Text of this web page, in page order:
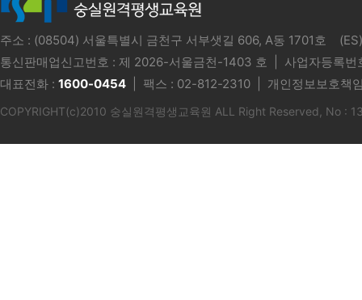
주소 : (08504) 서울특별시 금천구 서부샛길 606, A동 1701호
통신판매업신고번호 : 제 2026-서울금천-1403 호
| 사업자등록
대표전화 : 1600-0454 | 팩스 : 02-812-2310 | 개인정보보호책
COPYRIGHT(c)2010 숭실원격평생교육원 ALL Right Reserved, No :